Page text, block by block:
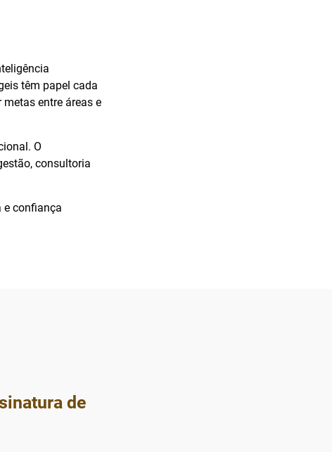
têm papel cada
entre áreas e
O
consultoria
e confiança
de